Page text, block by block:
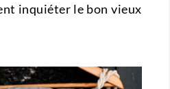
inquiéter le bon vieux